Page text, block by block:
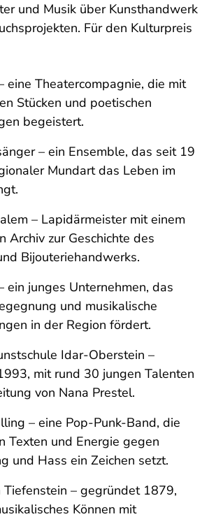
und Musik über Kunsthandwerk
Für den Kulturpreis
eine Theatercompagnie, die mit
Stücken und poetischen
begeistert.
– ein Ensemble, das seit 19
Mundart das Leben im
– Lapidärmeister mit einem
Archiv zur Geschichte des
Bijouteriehandwerks.
ein junges Unternehmen, das
und musikalische
in der Region fördert.
Idar-Oberstein –
mit rund 30 jungen Talenten
von Nana Prestel.
– eine Pop-Punk-Band, die
Texten und Energie gegen
und Hass ein Zeichen setzt.
Tiefenstein – gegründet 1879,
Können mit